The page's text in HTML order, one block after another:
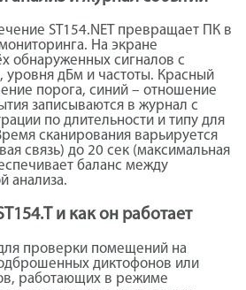
ST154.NET превращает ПК в
На экране
обнаруженных сигналов с
уровня дБм и частоты. Красный
порога, синий – отношение
записываются в журнал с
по длительности и типу для
сканирования варьируется
связь) до 20 сек (максимальная
баланс между
анализа.
и как он работает
проверки помещений на
диктофонов или
работающих в режиме